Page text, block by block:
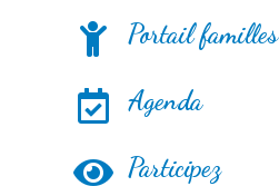
Portail familles
Agenda
Participez